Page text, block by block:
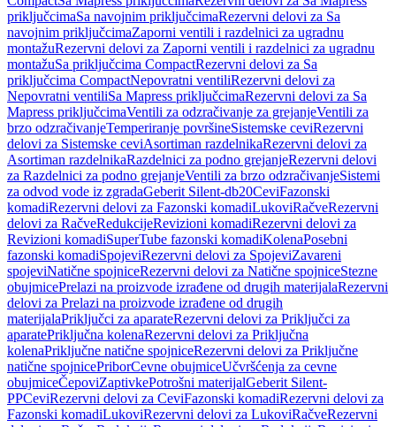
priključcimaSa navojnim priključcimaRezervni delovi za Sa
navojnim priključcimaZaporni ventili i razdelnici za ugradnu
montažuRezervni delovi za Zaporni ventili i razdelnici za ugradnu
montažuSa priključcima CompactRezervni delovi za Sa
priključcima CompactNepovratni ventiliRezervni delovi za
Nepovratni ventiliSa Mapress priključcimaRezervni delovi za Sa
Mapress priključcimaVentili za odzračivanje za grejanjeVentili za
brzo odzračivanjeTemperiranje površineSistemske ceviRezervni
delovi za Sistemske ceviAsortiman razdelnikaRezervni delovi za
Asortiman razdelnikaRazdelnici za podno grejanjeRezervni delovi
za Razdelnici za podno grejanjeVentili za brzo odzračivanjeSistemi
za odvod vode iz zgradaGeberit Silent-db20CeviFazonski
komadiRezervni delovi za Fazonski komadiLukoviRačveRezervni
delovi za RačveRedukcijeRevizioni komadiRezervni delovi za
Revizioni komadiSuperTube fazonski komadiKolenaPosebni
fazonski komadiSpojeviRezervni delovi za SpojeviZavareni
spojeviNatične spojniceRezervni delovi za Natične spojniceStezne
obujmicePrelazi na proizvode izrađene od drugih materijalaRezervni
delovi za Prelazi na proizvode izrađene od drugih
materijalaPriključci za aparateRezervni delovi za Priključci za
aparatePriključna kolenaRezervni delovi za Priključna
kolenaPriključne natične spojniceRezervni delovi za Priključne
natične spojnicePriborCevne obujmiceUčvršćenja za cevne
obujmiceČepoviZaptivkePotrošni materijalGeberit Silent-
PPCeviRezervni delovi za CeviFazonski komadiRezervni delovi za
Fazonski komadiLukoviRezervni delovi za LukoviRačveRezervni